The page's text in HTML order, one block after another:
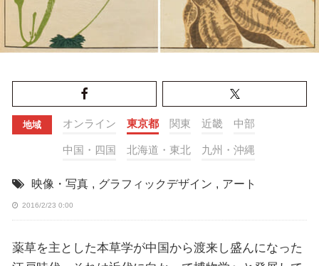
地域 オンライン 東京都 関東 近畿 中部
中国・四国 北海道・東北 九州・沖縄
映像・写真 , グラフィックデザイン , アート
2016/2/23 0:00
薬草を主とした本草学が中国から渡来し盛んになった